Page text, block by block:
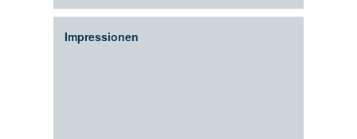
Impressionen